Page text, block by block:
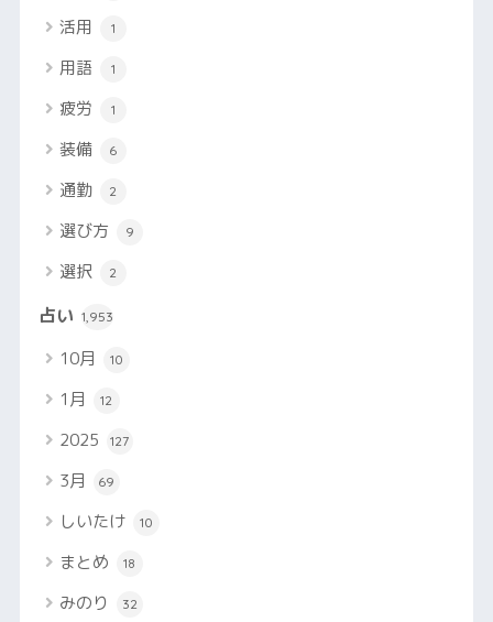
活用 1
用語 1
疲労 1
装備 6
通勤 2
選び方 9
選択 2
占い 1,953
10月 10
1月 12
2025 127
3月 69
しいたけ 10
まとめ 18
みのり 32